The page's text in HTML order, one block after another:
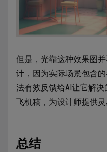
但是，光靠这种效果图
计，因为实际场景包含
法有效反馈给AI让它解
飞机稿，为设计师提供灵
总结